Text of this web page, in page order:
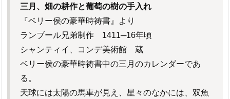
三月、畑の耕作と葡萄の樹の手入れ
『ベリー侯の豪華時祷書』より
ランブール兄弟制作 1411─16年頃
シャンティイ、コンデ美術館 蔵
ベリー侯の豪華時祷書中の三月のカレンダーであ
る。
天球には太陽の馬車が見え、星々のなかには、双魚